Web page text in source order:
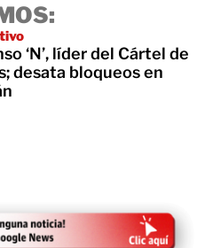
‘N’, líder del Cártel de
desata bloqueos en